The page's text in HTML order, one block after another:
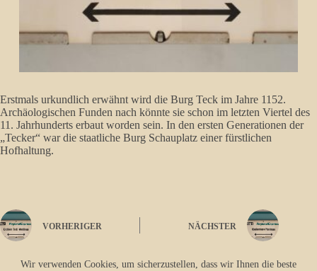
Wir verwenden Cookies, um sicherzustellen, dass wir Ihnen die beste
Erstmals urkundlich erwähnt wird die Burg Teck im Jahre 1152.
Archäologischen Funden nach könnte sie schon im letzten Viertel des
11. Jahrhunderts erbaut worden sein. In den ersten Generationen der
„Tecker“ war die staatliche Burg Schauplatz einer fürstlichen
Hofhaltung.
VORHERIGER NÄCHSTER